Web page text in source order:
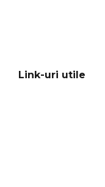
Link-uri utile